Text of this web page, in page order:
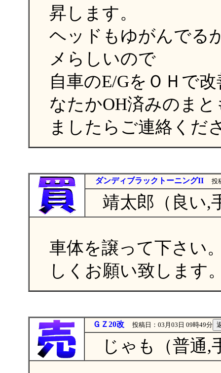
昇します。
ヘッドもゆがんでる
メらしいので
自車のE/GをＯＨで
なたかOH済みのま
ましたらご連絡くだ
ダンディブラックトーニングII 投
靖太郎（良い,
車体を譲って下さい
しくお願い致します
ＧＺ20改 投稿日：03月03日 09時49分
じゃも（普通,